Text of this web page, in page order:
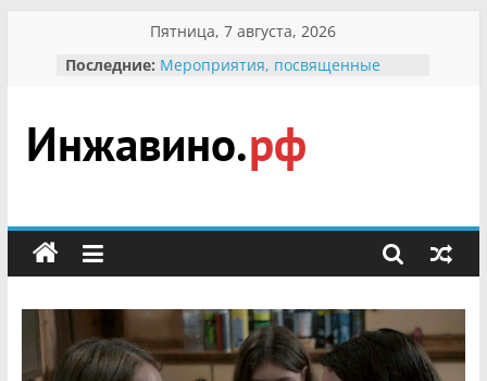
содержимому
Пятница, 7 августа, 2026
Последние: Мероприятия, посвященные
гражданин Инжавинского округа»
участнице Великой
Отечественной, фронтовичке
Безопасность в сети Интернет
мероприятии «Сохраним
первоцветы!»
В вольере Воронинского
заповедника родились крапчатые
суслики
Инжавино.рф
сельский
портал